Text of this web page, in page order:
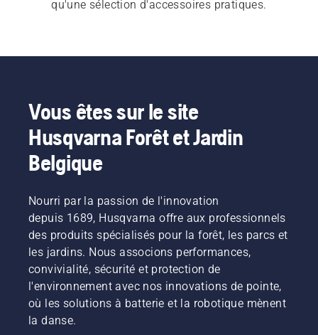
qu'une sélection d'accessoires pratiques.
Vous êtes sur le site
Husqvarna Forêt et Jardin
Belgique
Nourri par la passion de l'innovation
depuis 1689, Husqvarna offre aux professionnels
des produits spécialisés pour la forêt, les parcs et
les jardins. Nous associons performances,
convivialité, sécurité et protection de
l'environnement avec nos innovations de pointe,
où les solutions à batterie et la robotique mènent
la danse.